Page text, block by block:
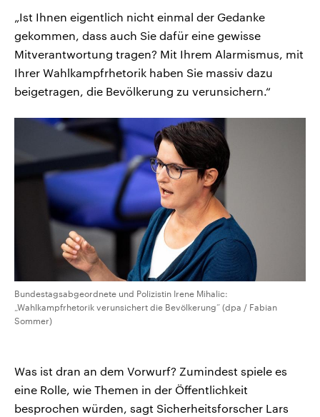
„Ist Ihnen eigentlich nicht einmal der Gedanke
gekommen, dass auch Sie dafür eine gewisse
Mitverantwortung tragen? Mit Ihrem Alarmismus, mit
Ihrer Wahlkampfrhetorik haben Sie massiv dazu
beigetragen, die Bevölkerung zu verunsichern.“
Bundestagsabgeordnete und Polizistin Irene Mihalic:
„Wahlkampfrhetorik verunsichert die Bevölkerung“ (dpa / Fabian
Sommer)
Was ist dran an dem Vorwurf? Zumindest spiele es
eine Rolle, wie Themen in der Öffentlichkeit
besprochen würden, sagt Sicherheitsforscher Lars